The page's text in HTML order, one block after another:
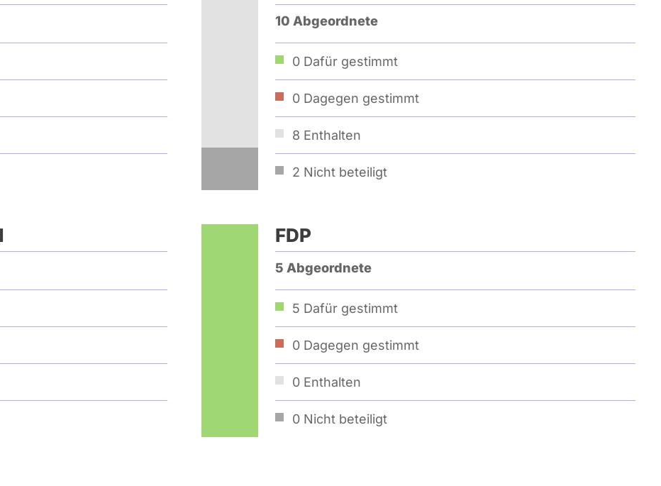
10 Abgeordnete
0 Dafür gestimmt
0 Dagegen gestimmt
8 Enthalten
2 Nicht beteiligt
FDP
5 Abgeordnete
5 Dafür gestimmt
0 Dagegen gestimmt
0 Enthalten
0 Nicht beteiligt